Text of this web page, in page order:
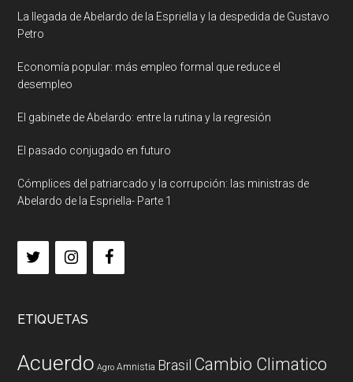
La llegada de Abelardo de la Espriella y la despedida de Gustavo
Petro
Economía popular: más empleo formal que reduce el
desempleo
El gabinete de Abelardo: entre la rutina y la regresión
El pasado conjugado en futuro
Cómplices del patriarcado y la corrupción: las ministras de
Abelardo de la Espriella- Parte 1
ETIQUETAS
Acuerdo Agro Amnistia Brasil Cambio Climatico